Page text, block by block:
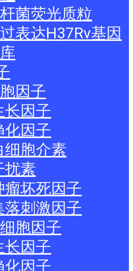
菌荧光质粒
表达H37Rv基因
因子
长因子
化因子
细胞介素
扰素
瘤坏死因子
落刺激因子
胞因子
长因子
化因子